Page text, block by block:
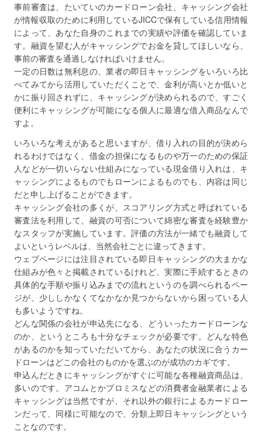
事前審査は、たいていのカードローン会社、キャッシング会社
が情報収取のために利用しているJICCで保有している信用情報
によって、あなた自身のこれまでの実績や評価を確認していま
す。融資を望む人がキャッシングでお金を貸してほしいなら、
事前の審査を通過しなければいけません。
一定の日数は無利息の、業者の即日キャッシングをいろいろ比
べてみてから活用していただくことで、金利が高いとか低いと
かに振り回されずに、キャッシングが決められるので、すごく
便利にキャッシングが可能になる個人に最適な借入商品なんで
すよ。
いろいろな考えがあると思いますが、借り入れの目的が決めら
れるわけではなく、借金の担保になるものや万一のための保証
人などが一切いらない仕組みになっている現金借り入れは、キ
ャッシングによるものでもローンによるものでも、内容は同じ
だと申し上げることができます。
キャッシング会社の多くが、スコアリング方式と呼ばれている
審査法を利用して、融資の可否について綿密な審査を経験豊か
なスタッフが実施しています。評価の方法が一緒でも融資して
よいというレベルは、当然会社ごとに違ってきます。
ウェブページには注目されている即日キャッシングの大まかな
仕組みが色々と掲載されているけれど、実際に手続するときの
具体的な手順や振り込みまでの流れというのを調べられるペー
ジが、少ししかなくてなかなか見つからないから困っている人
も多いようですね。
どんな関係の会社が申込先になる、どういったカードローンな
のか、というところも十分なチェックが必要です。どんな特色
があるのかを知っていただいてから、あなたの状況に合うカー
ドローンはどこの会社のものかを選ぶのが成功のカギです。
申込んだときにキャッシングがすぐに可能な各種融資商品は、
多いのです。アコムとかプロミスなどの消費者金融業者による
キャッシングは当然ですが、それ以外の銀行によるカードロー
ンだって、同様に可能なので、分類上即日キャッシングという
ことなのです。